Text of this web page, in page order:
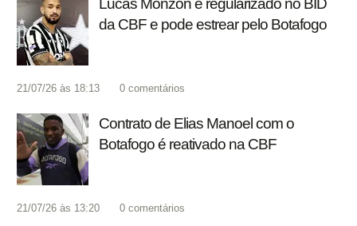
Lucas Monzón é regularizado no BID
da CBF e pode estrear pelo Botafogo
21/07/26 às 18:13 0 comentários
Contrato de Elias Manoel com o
Botafogo é reativado na CBF
21/07/26 às 13:20 0 comentários